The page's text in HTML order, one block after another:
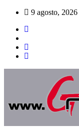
Saltar
contenido
9 agosto, 2026